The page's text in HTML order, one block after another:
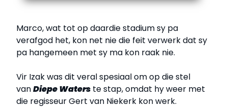
Marco, wat tot op daardie stadium sy pa
verafgod het, kon net nie die feit verwerk dat sy
pa hangemeen met sy ma kon raak nie.
Vir Izak was dit veral spesiaal om op die stel
vanDiepe Waters te stap, omdat hy weer met
die regisseur Gert van Niekerk kon werk.